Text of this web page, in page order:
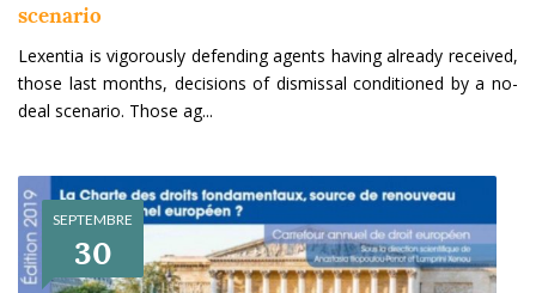
scenario
Lexentia is vigorously defending agents having already received,
those last months, decisions of dismissal conditioned by a no-
deal scenario. Those ag...
SEPTEMBRE
30